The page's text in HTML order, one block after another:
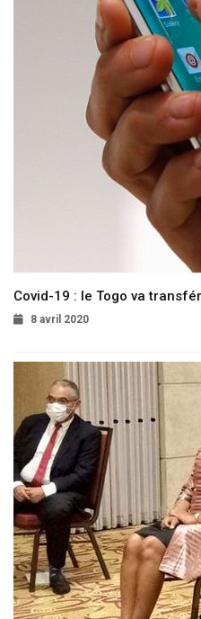
Covid-19 : le Togo va
8 avril 2020